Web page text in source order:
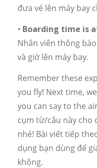
đưa vé lên máy bay
• Boarding time is
Nhân viên thông
và giờ lên máy bay.
Remember these
you fly! Next time,
you can say to the
cụm từ/câu này cho
nhé! Bài viết tiếp
dụng bạn dùng để
không.